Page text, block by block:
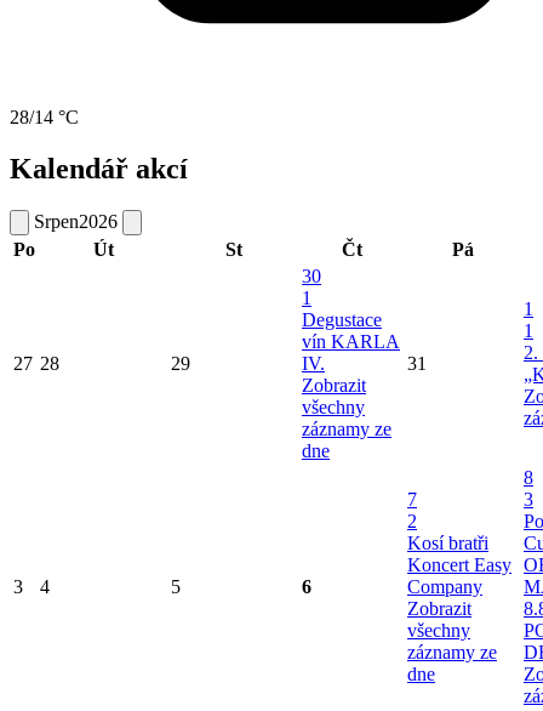
28/14 °C
Kalendář akcí
Srpen2026
Po
Út St Čt Pá
27 28 29
30
1
Degustace
vín KARLA
IV.
Zobrazit
všechny
záznamy ze
dne
31
1
1
2.
3 4 5 6
7
2
Kosí bratři
Koncert Easy
Company
Zobrazit
všechny
záznamy ze
dne
8
3